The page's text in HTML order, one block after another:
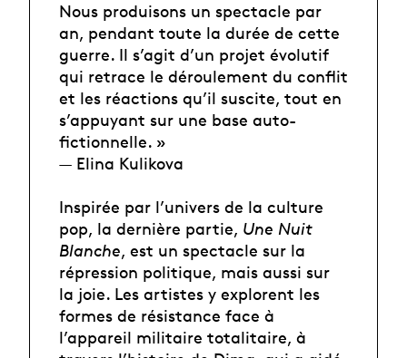
Nous produisons un spectacle par
an, pendant toute la durée de cette
guerre. Il s’agit d’un projet évolutif
qui retrace le déroulement du conflit
et les réactions qu’il suscite, tout en
s’appuyant sur une base auto-
fictionnelle. »
— Elina Kulikova
Inspirée par l’univers de la culture
pop, la dernière partie, Une Nuit
Blanche, est un spectacle sur la
répression politique, mais aussi sur
la joie. Les artistes y explorent les
formes de résistance face à
l’appareil militaire totalitaire, à